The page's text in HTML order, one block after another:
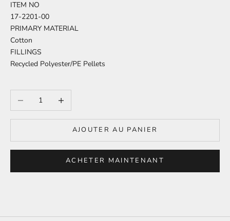
ITEM NO
17-2201-00
PRIMARY MATERIAL
Cotton
FILLINGS
Recycled Polyester/PE Pellets
Diminuer la quantitéAugmenter la quantité
AJOUTER AU PANIER
ACHETER MAINTENANT